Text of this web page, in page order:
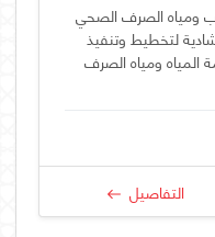
ومياه الصرف الصحي
لتخطيط وتنفيذ
المياه ومياه الصرف
التفاصيل